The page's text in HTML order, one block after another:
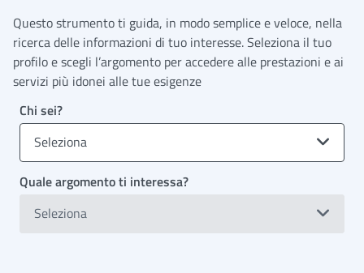
Questo strumento ti guida, in modo semplice e veloce, nella
ricerca delle informazioni di tuo interesse. Seleziona il tuo
profilo e scegli l’argomento per accedere alle prestazioni e ai
servizi più idonei alle tue esigenze
Chi sei?
Seleziona
Quale argomento ti interessa?
Seleziona